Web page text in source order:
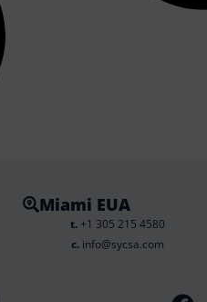
Miami EUA
t. +1 305 215 4580
c. info@sycsa.com
F